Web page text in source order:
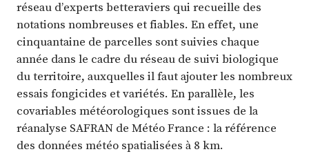
réseau d’experts betteraviers qui recueille des
notations nombreuses et fiables. En effet, une
cinquantaine de parcelles sont suivies chaque
année dans le cadre du réseau de suivi biologique
du territoire, auxquelles il faut ajouter les nombreux
essais fongicides et variétés. En parallèle, les
covariables météorologiques sont issues de la
réanalyse SAFRAN de Météo France : la référence
des données météo spatialisées à 8 km.